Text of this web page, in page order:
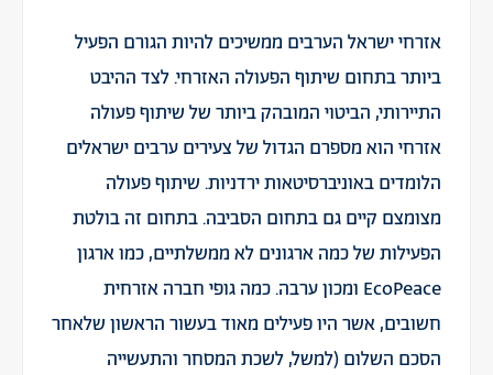
אזרחי ישראל הערבים ממשיכים להיות הגורם הפעיל
ביותר בתחום שיתוף הפעולה האזרחי. לצד ההיבט
התיירותי, הביטוי המובהק ביותר של שיתוף פעולה
אזרחי הוא מספרם הגדול של צעירים ערבים ישראלים
הלומדים באוניברסיטאות ירדניות. שיתוף פעולה
מצומצם קיים גם בתחום הסביבה. בתחום זה בולטת
הפעילות של כמה ארגונים לא ממשלתיים, כמו ארגון
EcoPeace ומכון ערבה. כמה גופי חברה אזרחית
חשובים, אשר היו פעילים מאוד בעשור הראשון שלאחר
הסכם השלום (למשל, לשכת המסחר והתעשייה